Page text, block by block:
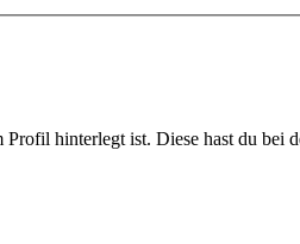
hinterlegt ist. Diese hast du bei